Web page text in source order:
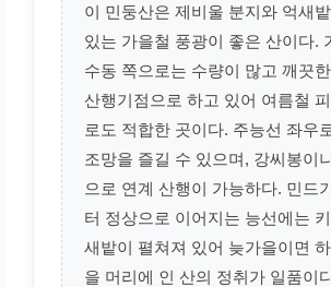
이 민둥산은 제비울 분지와 억새
있는 가을철 풍광이 좋은 산이다.
수동 쪽으로는 수량이 많고 깨끗
산행기점으로 하고 있어 여름철
로도 적합한 곳이다. 주능선 좌우
조망을 즐길 수 있으며, 강씨봉이
으로 연계 산행이 가능하다. 민드
터 정상으로 이어지는 능선에는
새밭이 펼쳐져 있어 늦가을이면
을 머리에 인 산의 정취가 일품이